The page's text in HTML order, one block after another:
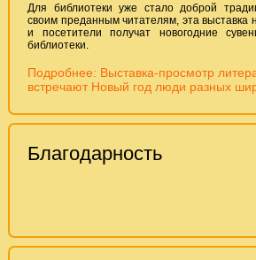
Для библиотеки уже стало доброй
своим преданным читателям, эта выставка
и посетители получат новогодние
библиотеки.
Подробнее: Выставка-просмотр
встречают Новый год люди разных
Благодарность